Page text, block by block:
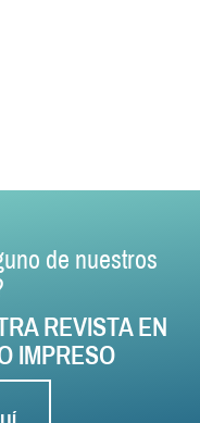
de nuestros
REVISTA EN
IMPRESO